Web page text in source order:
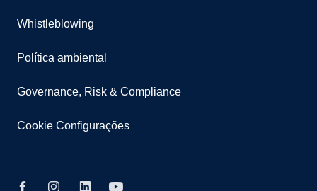
Whistleblowing
Política ambiental
Governance, Risk & Compliance
Cookie Configurações